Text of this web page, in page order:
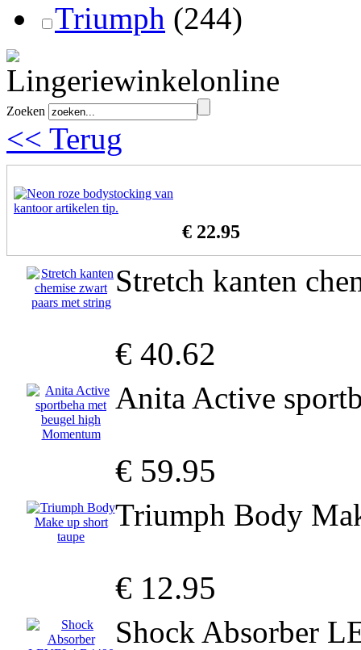
Triumph (244)
Zoeken
<< Terug
€ 22.95
Stretch kanten
€ 40.62
Anita Active
€ 59.95
Triumph Body
€ 12.95
Shock Absorber